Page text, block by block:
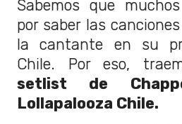
Sabemos que
por saber las
la cantante en su
Chile. Por eso,
setlist de
Lollapalooza Chile.